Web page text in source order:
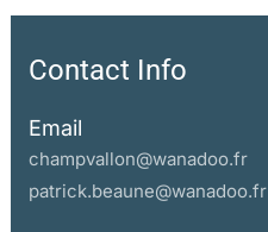
Contact Info
Email
champvallon@wanadoo.fr
patrick.beaune@wanadoo.fr